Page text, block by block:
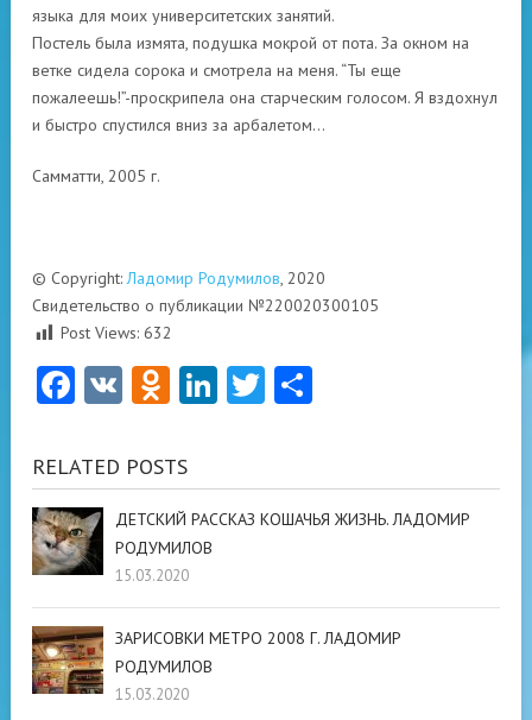
языка для моих университетских занятий.
Постель была измята, подушка мокрой от пота. За окном на
ветке сидела сорока и смотрела на меня. “Ты еще
пожалеешь!”-проскрипела она старческим голосом. Я вздохнул
и быстро спустился вниз за арбалетом…
Самматти, 2005 г.
© Copyright:Ладомир Родумилов, 2020
Свидетельство о публикации №220020300105
Post Views: 632
Facebook
VK Odnoklassniki
LinkedIn
Twitter
RELATED POSTS
ДЕТСКИЙ РАССКАЗ КОШАЧЬЯ ЖИЗНЬ. ЛАДОМИР
РОДУМИЛОВ
15.03.2020
ЗАРИСОВКИ МЕТРО 2008 Г. ЛАДОМИР
РОДУМИЛОВ
15.03.2020